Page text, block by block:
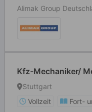
Alimak Group
Kfz-Mechaniker/
Stuttgart
Vollzeit
Fort-